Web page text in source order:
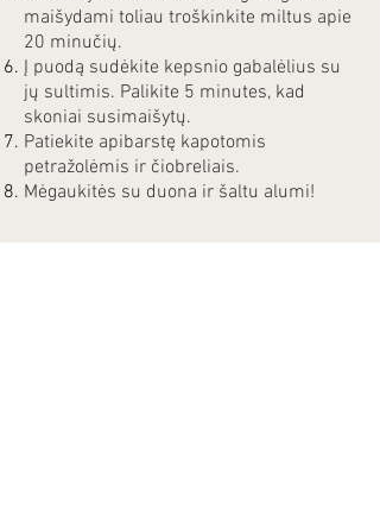
maišydami toliau troškinkite miltus apie
20 minučių.
Į puodą sudėkite kepsnio gabalėlius su
jų sultimis. Palikite 5 minutes, kad
skoniai susimaišytų.
Patiekite apibarstę kapotomis
petražolėmis ir čiobreliais.
Mėgaukitės su duona ir šaltu alumi!